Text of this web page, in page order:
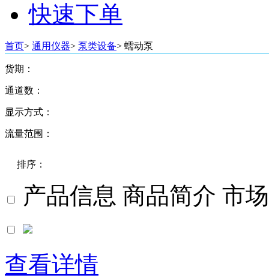
快速下单
首页> 通用仪器> 泵类设备> 蠕动泵
货期：
通道数：
十二通道
其他通道
显示方式：
流量范围：
0-3000 mL/min
0-6000 mL/min
0-12000 mL/min
排序：
默认
品牌
产品信息 商品简介 市
查看详情